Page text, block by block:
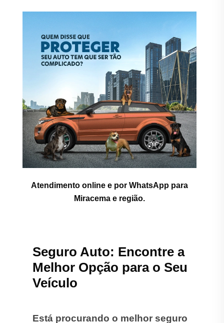
Atendimento online e por WhatsApp para
Miracema e região.
Seguro Auto: Encontre a
Melhor Opção para o Seu
Veículo
Está procurando o melhor seguro